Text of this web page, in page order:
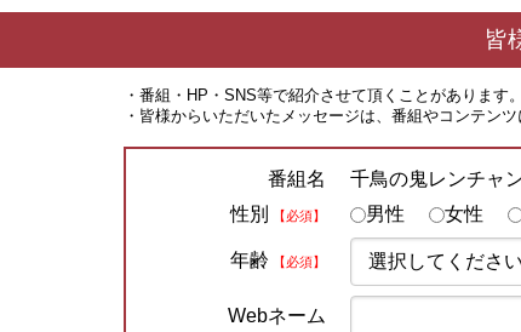
皆
・番組・HP・SNS等で紹介させて頂くことがありま
・皆様からいただいたメッセージは、番組やコンテン
番組名
千鳥の鬼レンチャ
性別
【必須】 男性 女性
年齢 【必須】
Webネーム